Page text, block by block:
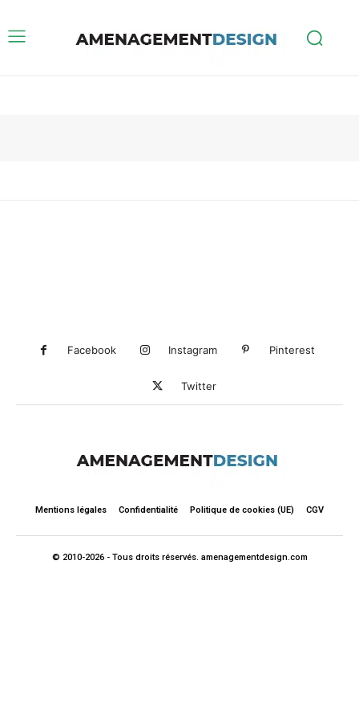
Facebook Instagram Pinterest
Twitter
Mentions légales Confidentialité Politique de cookies (UE) CGV
© 2010-2026 - Tous droits réservés. amenagementdesign.com